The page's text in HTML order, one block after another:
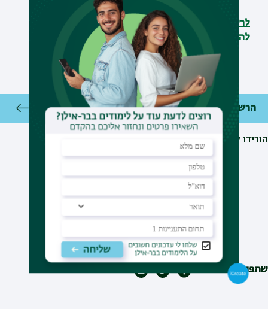
לרשימת נושאים ותכנים>>>
להרשמה>>
הרשמה ותשלום
הורידו ליומן
טלפון:
03-5318207
דוא"ל:
ysa@mail.biu.ac.il
אתר:
https://noar.biu.ac.il/
שתפו עם חברים